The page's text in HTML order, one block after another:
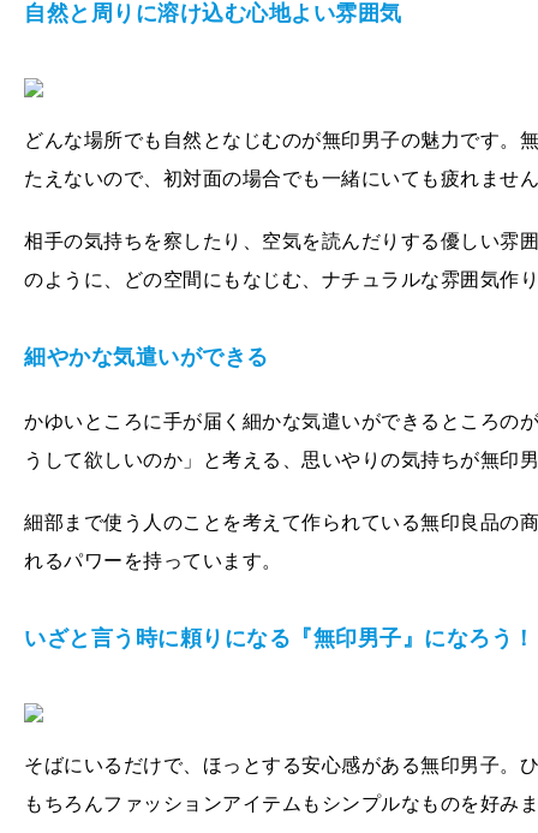
自然と周りに溶け込む心地よい雰囲気
どんな場所でも自然となじむのが無印男子の魅力です。
たえないので、初対面の場合でも一緒にいても疲れませ
相手の気持ちを察したり、空気を読んだりする優しい雰
のように、どの空間にもなじむ、ナチュラルな雰囲気作
細やかな気遣いができる
かゆいところに手が届く細かな気遣いができるところの
うして欲しいのか」と考える、思いやりの気持ちが無印
細部まで使う人のことを考えて作られている無印良品の
れるパワーを持っています。
いざと言う時に頼りになる『無印男子』になろう！
そばにいるだけで、ほっとする安心感がある無印男子。
もちろんファッションアイテムもシンプルなものを好み